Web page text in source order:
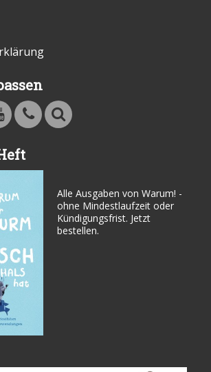
Alle Ausgaben von Warum! -
ohne Mindestlaufzeit oder
Kündigungsfrist. Jetzt
bestellen.